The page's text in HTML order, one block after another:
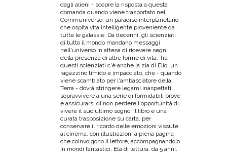
dagli alieni - scopre la risposta a questa
domanda quando viene trasportato nel
Communiverso, un paradiso interplanetario
che ospita vita intelligente proveniente da
tutte le galassie. Da decenni, gli scienziati
di tutto il mondo mandano messaggi
nell'universo in attesa di ricevere segni
della presenza di altre forme di vita. Tra
questi scienziati c'è anche la zia di Elio, un
ragazzino timido e impacciato, che - quando
viene scambiato per l'ambasciatore della
Terra - dovrà stringere legami inaspettati,
sopravvivere a una serie di formidabili prove
e assicurarsi di non perdere l'opportunità di
vivere il suo ultimo sogno. Il libro è una
curata trasposizione su carta, per
conservare il ricordo delle emozioni vissute
al cinema, con illustrazioni a piena pagina
che coinvolgono il lettore, accompagnandolo
in mondi fantastici. Età di lettura: da 5 anni.